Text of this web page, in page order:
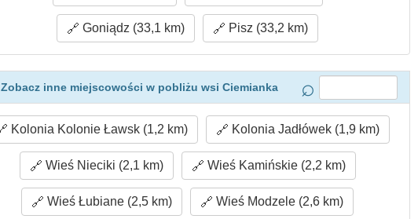
Goniądz (33,1 km) Pisz (33,2 km)
Zobacz inne miejscowości w pobliżu wsi Ciemianka
Kolonia Kolonie Ławsk (1,2 km) Kolonia Jadłówek (1,9 km)
Wieś Nieciki (2,1 km) Wieś Kamińskie (2,2 km)
Wieś Łubiane (2,5 km) Wieś Modzele (2,6 km)